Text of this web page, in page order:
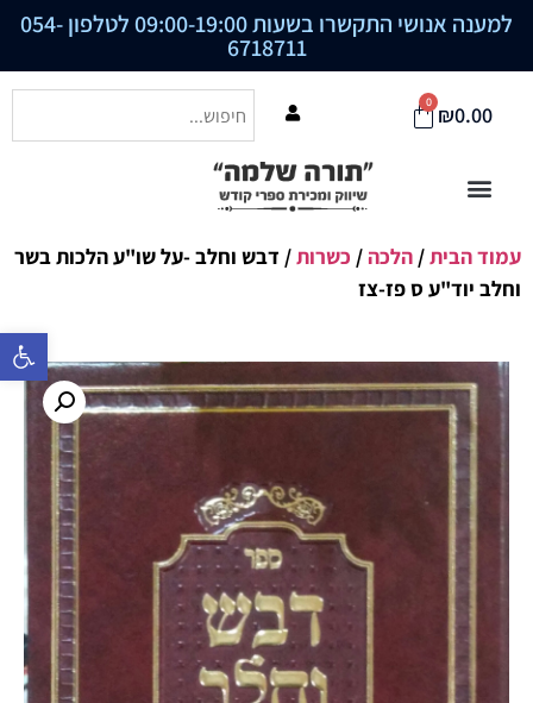
פתח סרגל
למענה אנושי התקשרו בשעות 09:00-19:00 לטלפון 054-
6718711
₪0.00
0
עמוד הבית/ הלכה/ כשרות/ דבש וחלב -על שו"ע הלכות בשר
וחלב יוד"ע ס פז-צז